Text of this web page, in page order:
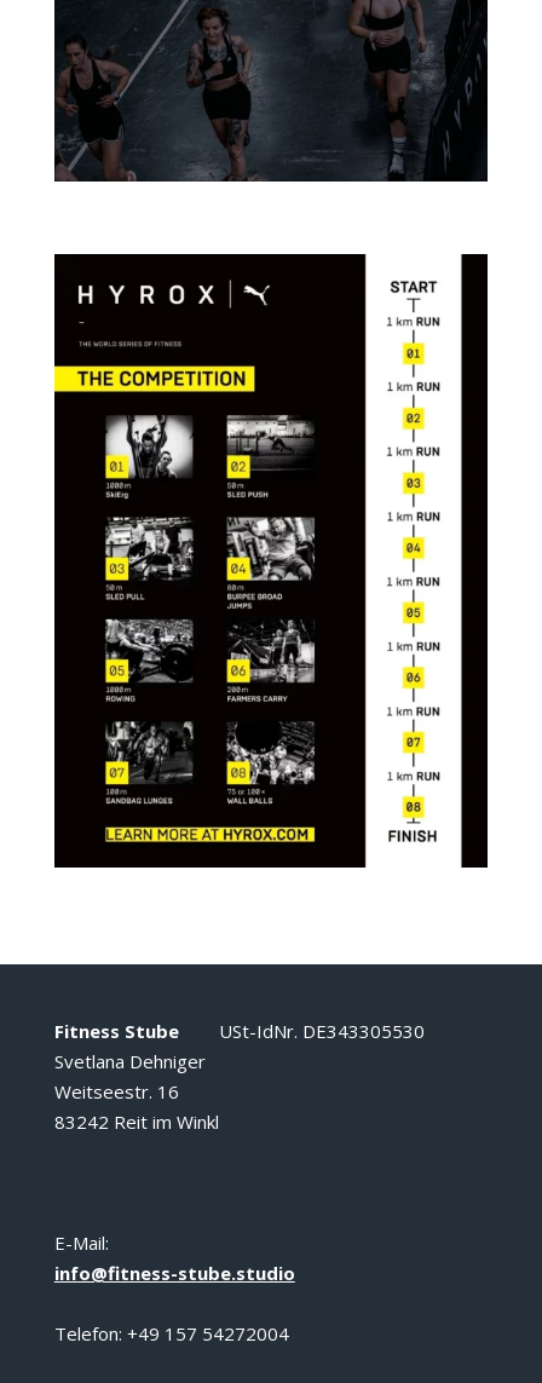
Fitness Stube
Svetlana Dehniger
Weitseestr. 16
83242 Reit im Winkl
USt-IdNr. DE343305530
E-Mail:
info@fitness-stube.studio
Telefon: +49 157 54272004